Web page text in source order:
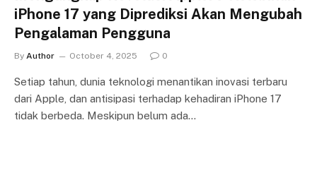
iPhone 17 yang Diprediksi Akan Mengubah
Pengalaman Pengguna
By Author October 4, 2025 0
Setiap tahun, dunia teknologi menantikan inovasi terbaru
dari Apple, dan antisipasi terhadap kehadiran iPhone 17
tidak berbeda. Meskipun belum ada…